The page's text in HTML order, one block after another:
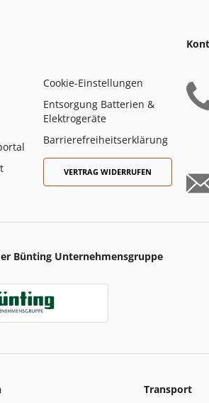
Cookie-Einstellungen
Entsorgung Batterien &
Elektrogeräte
Barrierefreiheitserklärung
VERTRAG WIDERRUFEN
Bünting Unternehmensgruppe
Transport